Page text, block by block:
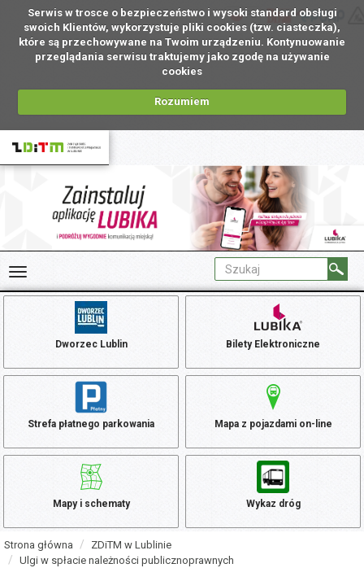
Serwis w trosce o bezpieczeństwo i wysoki standard obsługi
swoich Klientów, wykorzystuje pliki cookies (tzw. ciasteczka),
które są przechowywane na Twoim urządzeniu. Kontynuowanie
przeglądania serwisu traktujemy jako zgodę na używanie
cookies
Rozumiem
PL
Dworzec Lublin Bilety Elektroniczne
Strefa płatnego parkowania Mapa z pojazdami on-line
Mapy i schematy Wykaz dróg
Strona główna
ZDiTM w Lublinie
Ulgi w spłacie należności publicznoprawnych